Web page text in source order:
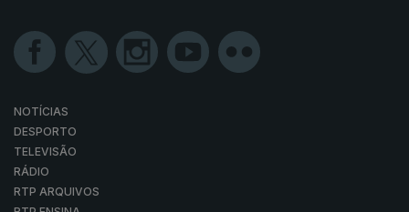
NOTÍCIAS
DESPORTO
TELEVISÃO
RÁDIO
RTP ARQUIVOS